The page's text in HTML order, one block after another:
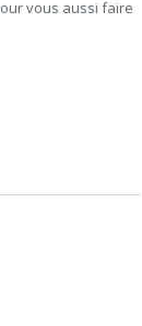
vous aussi faire